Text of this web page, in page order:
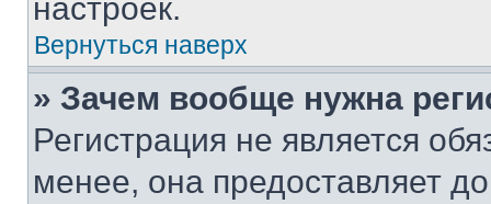
настроек.
Вернуться наверх
» Зачем вообще нужна
Регистрация не является
менее, она предоставляет